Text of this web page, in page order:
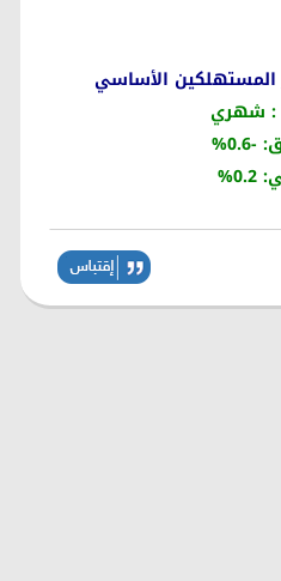
المستهلكين الأساسي
: شهري